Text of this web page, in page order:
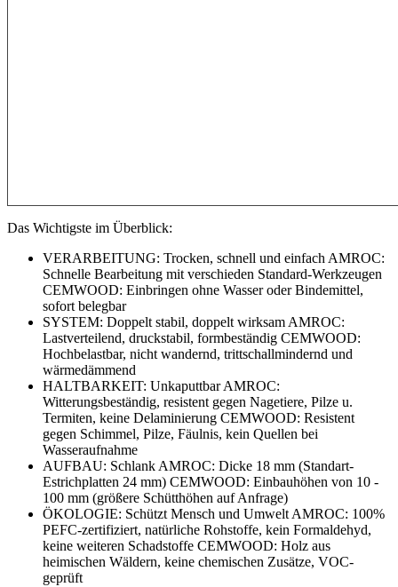
Das Wichtigste im Überblick:
VERARBEITUNG: Trocken, schnell und einfach AMROC:
Schnelle Bearbeitung mit verschieden Standard-Werkzeugen
CEMWOOD: Einbringen ohne Wasser oder Bindemittel,
sofort belegbar
SYSTEM: Doppelt stabil, doppelt wirksam AMROC:
Lastverteilend, druckstabil, formbeständig CEMWOOD:
Hochbelastbar, nicht wandernd, trittschallmindernd und
wärmedämmend
HALTBARKEIT: Unkaputtbar AMROC:
Witterungsbeständig, resistent gegen Nagetiere, Pilze u.
Termiten, keine Delaminierung CEMWOOD: Resistent
gegen Schimmel, Pilze, Fäulnis, kein Quellen bei
Wasseraufnahme
AUFBAU: Schlank AMROC: Dicke 18 mm (Standart-
Estrichplatten 24 mm) CEMWOOD: Einbauhöhen von 10 -
100 mm (größere Schütthöhen auf Anfrage)
ÖKOLOGIE: Schützt Mensch und Umwelt AMROC: 100%
PEFC-zertifiziert, natürliche Rohstoffe, kein Formaldehyd,
keine weiteren Schadstoffe CEMWOOD: Holz aus
heimischen Wäldern, keine chemischen Zusätze, VOC-
geprüft